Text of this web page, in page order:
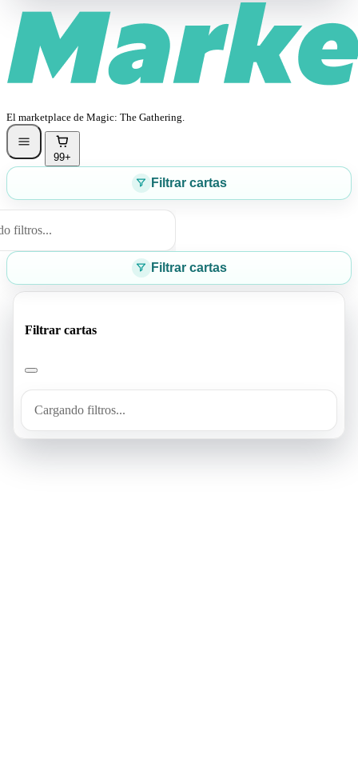
El marketplace de Magic: The Gathering.
99+
Filtrar cartas
filtros...
Filtrar cartas
Filtrar cartas
Cargando filtros...